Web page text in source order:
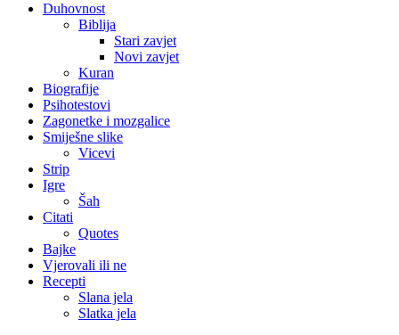
Duhovnost
Biblija
Stari zavjet
Novi zavjet
Kuran
Biografije
Psihotestovi
Zagonetke i mozgalice
Smiješne slike
Vicevi
Strip
Igre
Šah
Citati
Quotes
Bajke
Vjerovali ili ne
Recepti
Slana jela
Slatka jela